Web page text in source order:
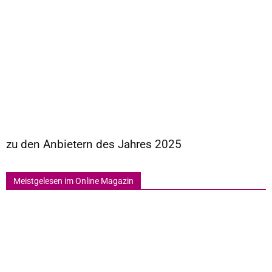
zu den Anbietern des Jahres 2025
Meistgelesen im Online Magazin